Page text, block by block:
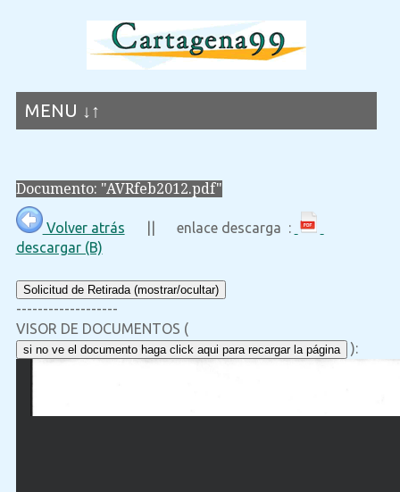
MENU ↓↑
Documento: "AVRfeb2012.pdf"
Volver atrás || enlace descarga :
descargar (B)
Solicitud de Retirada (mostrar/ocultar)
-------------------
VISOR DE DOCUMENTOS (
si no ve el documento haga click aqui para recargar la página ):